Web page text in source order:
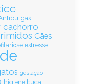
cachorro
Cães
estresse
gestação
higiene bucal